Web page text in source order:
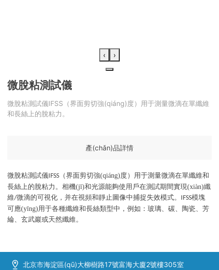
‹ ›
微脫粘測試儀
微脫粘測試儀IFSS（界面剪切強(qiáng)度）用于測量微滴在單纖維
和長絲上的脫粘力。
產(chǎn)品詳情
微脫粘測試儀 IFSS （界面剪切強(qiáng)度）
用于測量微滴在單纖維和
長絲上的脫粘力。相機(jī)和光源能夠使用戶在測試期間實現(xiàn)纖
維/微滴的可視化，并在視頻和靜止圖像中捕捉失效模式。 IFSS模塊
可應(yīng)用于各種纖維和長絲類型中，例如：玻璃、碳、陶瓷、芳
綸、玄武巖或天然纖維。
北京市海淀區(qū)大柳樹路17號富海大廈2號樓305室